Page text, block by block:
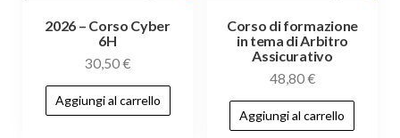
2026 – Corso Cyber
6H
30,50€
Aggiungi al carrello
Corso di formazione
in tema di Arbitro
Assicurativo
48,80€
Aggiungi al carrello